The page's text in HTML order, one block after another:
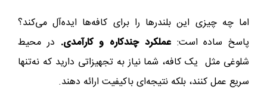
اما چه چیزی این بلندرها را برای کافه‌ها ایده‌آل می‌کند؟
پاسخ ساده است:عملکرد چندکاره و کارآمدی. در محیط
شلوغی مثل یک کافه، شما نیاز به تجهیزاتی دارید که نه‌تنها
سریع عمل کنند، بلکه نتیجه‌ای باکیفیت ارائه دهند.